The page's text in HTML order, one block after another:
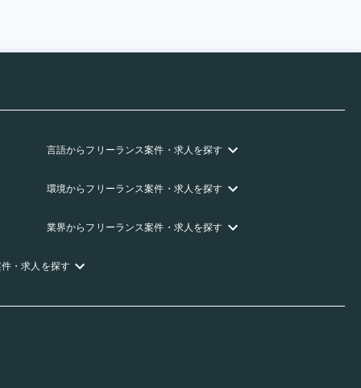
言語からフリーランス案件・求人を探す
環境からフリーランス案件・求人を探す
業界からフリーランス案件・求人を探す
・求人を探す